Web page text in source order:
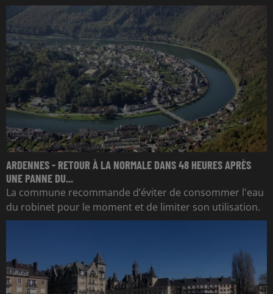
ARDENNES - RETOUR À LA NORMALE DANS 48 HEURES APRÈS
UNE PANNE DU...
La commune recommande d’éviter de consommer l'eau
du robinet pour le moment et de limiter son utilisation.